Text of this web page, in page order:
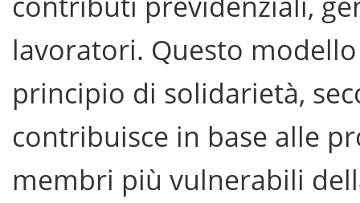
lavoratori. Questo
principio di solidarietà,
contribuisce in base alle
membri più vulnerabili